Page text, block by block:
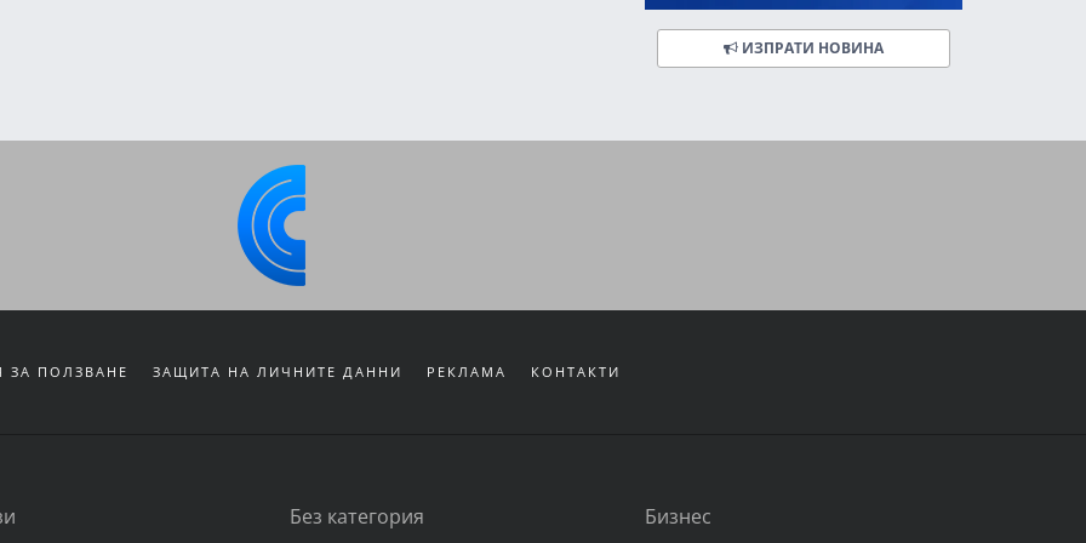
ИЗПРАТИ НОВИНА
ЗА ПОЛЗВАНЕ ЗАЩИТА НА ЛИЧНИТЕ ДАННИ РЕКЛАМА КОНТАКТИ
Без категория Бизнес